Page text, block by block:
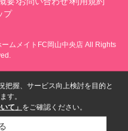
プ
ムメイトFC岡山中央店 All Rights
把握、サービス向上検討を目的と
す。
て」 をご確認ください。